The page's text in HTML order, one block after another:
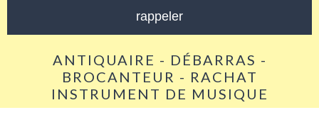
ANTIQUAIRE - DÉBARRAS -
BROCANTEUR - RACHAT
INSTRUMENT DE MUSIQUE